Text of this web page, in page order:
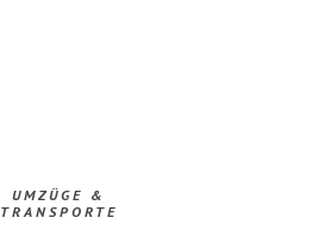
UMZÜGE &
TRANSPORTE